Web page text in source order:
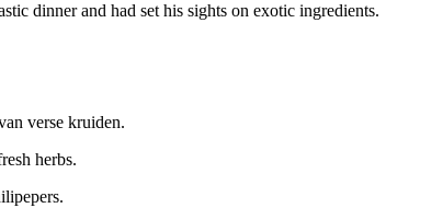
dinner and had set his sights on exotic ingredients.
verse kruiden.
herbs.